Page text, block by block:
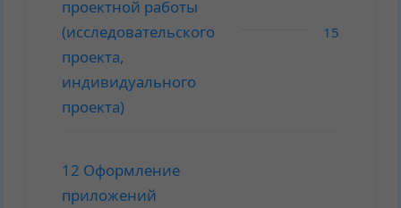
проектной работы
(исследовательского
проекта,
индивидуального
проекта)
15
12 Оформление
приложений